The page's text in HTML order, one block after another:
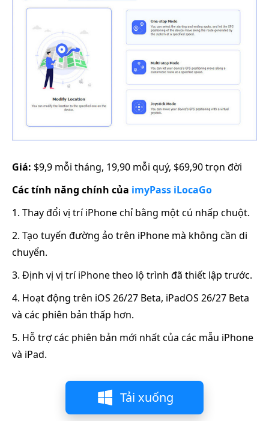
Giá: $9,9 mỗi tháng, 19,90 mỗi quý, $69,90 trọn đời
Các tính năng chính của imyPass iLocaGo
1. Thay đổi vị trí iPhone chỉ bằng một cú nhấp chuột.
2. Tạo tuyến đường ảo trên iPhone mà không cần di
chuyển.
3. Định vị vị trí iPhone theo lộ trình đã thiết lập trước.
4. Hoạt động trên iOS 26/27 Beta, iPadOS 26/27 Beta
và các phiên bản thấp hơn.
5. Hỗ trợ các phiên bản mới nhất của các mẫu iPhone
và iPad.
Tải xuống